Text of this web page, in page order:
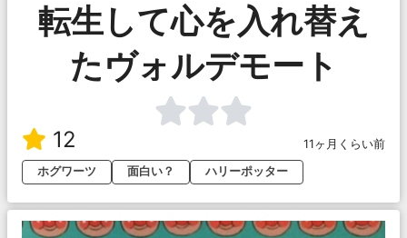
転生して心を入れ替え
たヴォルデモート
12
11ヶ月くらい前
ホグワーツ
面白い？ ハリーポッター